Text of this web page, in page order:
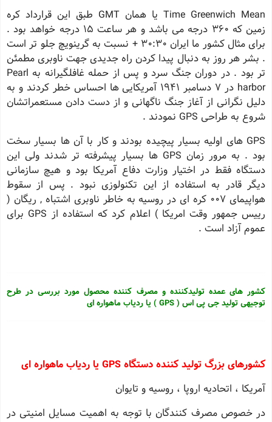
Time Greenwich Mean یا همان GMT طبق این قرارداد كره
زمین كه 360 درجه می باشد و هر ساعت 15 درجه خواهد بود .
برای مثال كشور ما ایران 30:30 + نسبت به گرینویچ جلو تر است
. بشر هر روز به دنبال پیدا كردن راه جدیدی جهت ناوبری مطمئن
تر بود . در دوران جنگ سرد و پس از حمله غافلگیرانه به Pearl
harbor در 7 دسامبر 1941 آمریكایی ها احساس خطر كردند و به
دلیل نگرانی از آغاز جنگ ناگهانی و از دست دادن مستعمراتشان
شروع به طراحی GPS نمودند .
GPS های اولیه بسیار پیچیده بودند و كار با آن ها بسیار سخت
بود . به مرور زمان GPS ها بسیار پیشرفته تر شدند ولی این
دستگاه فقط در اختیار وزارت دفاع آمریكا بود و هیچ سازمانی
دیگر قادر به استفاده از این تكنولوزی نبود . پس از سقوط
هواپیمای 007 كره ای در روسیه به خاطر ناوبری اشتباه , ریگان (
رییس جمهور وقت امریكا ) اعلام كرد كه استفاده از GPS برای
عموم آزاد است .
کشور های عمده تولیدکننده و مصرف کننده محصول مورد بررسی در طرح
توجیهی تولید جی پی اس ( GPS ) یا ردیاب ماهواره ای
كشورهای بزرگ تولید كننده دستگاه GPS یا ردیاب ماهواره ای
آمریكا ، اتحادیه اروپا ، روسیه و تایوان
در خصوص مصرف كنندگان با توجه به اهمیت مسایل امنیتی در